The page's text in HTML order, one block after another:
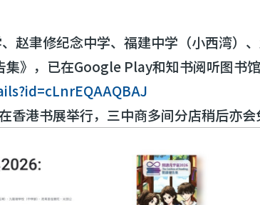
赵聿修纪念中学、福建中学（小西湾）
》，已在Google Play和知书阅听图书馆
港书展举行，三中商多间分店稍后亦会